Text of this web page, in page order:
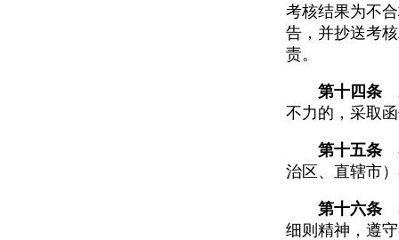
考核结果为不
告，并抄送考
责。
第十四条
不力的，采取
第十五条
治区、直辖市
第十六条
细则精神，遵